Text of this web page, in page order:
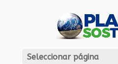
Seleccionar página